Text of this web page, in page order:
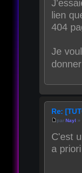
lien
404
Je
Re:
par Nayl »
C'est
a